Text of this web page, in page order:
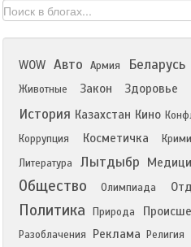
WOW Авто Армия Беларусь
Животные
Закон Здоровье
История Казахстан Кино
Коррупция Косметичка
Литература Лытдыбр
Общество Олимпиада
Политика Природа
Разоблачения
Реклама Религия